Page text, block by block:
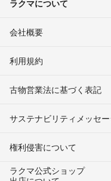
ラクマについて
会社概要
利用規約
古物営業法に基づく表記
サステナビリティメッセ
権利侵害について
ラクマ公式ショップ